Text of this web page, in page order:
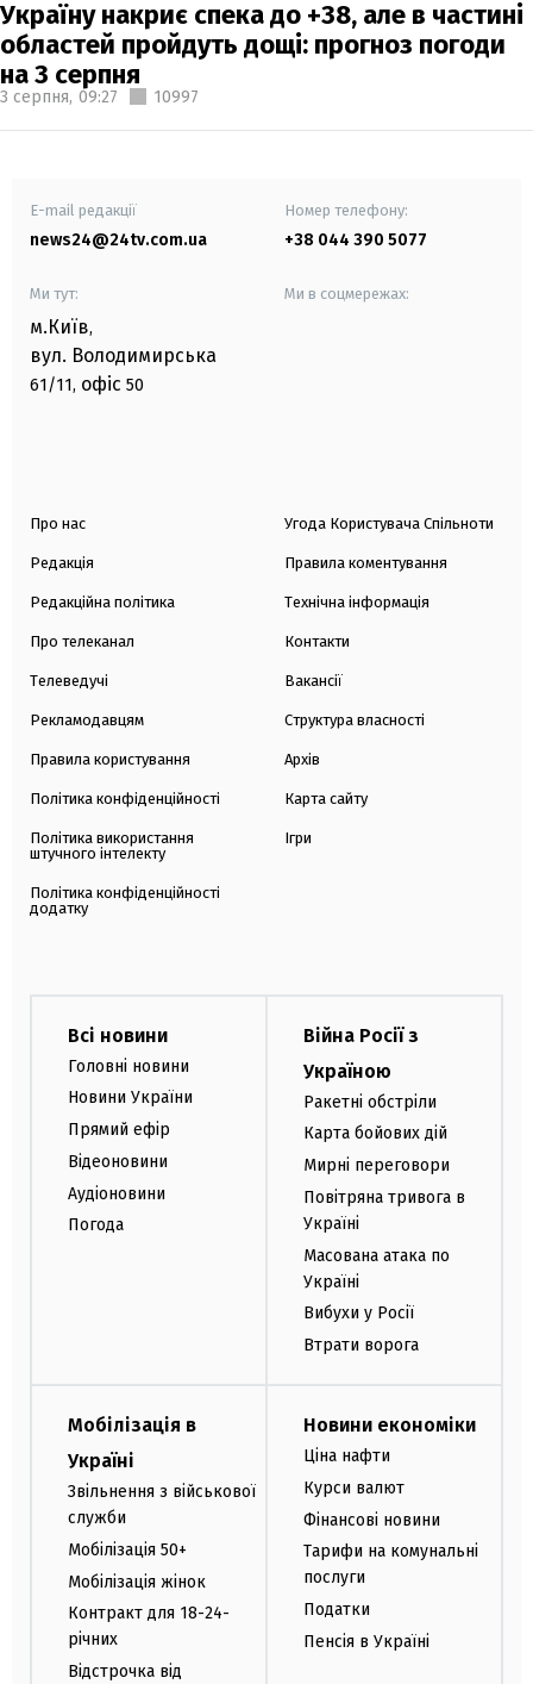
Україну накриє спека до +38, але в частині
областей пройдуть дощі: прогноз погоди
на 3 серпня
3 серпня, 09:27 10997
E-mail редакції
news24@24tv.com.ua
Номер телефону:
+38 044 390 5077
Ми тут:
м.Київ,
вул. Володимирська
61/11, офіс 50
Ми в соцмережах:
Про нас
Редакція
Редакційна політика
Про телеканал
Телеведучі
Рекламодавцям
Правила користування
Політика конфіденційності
Політика використання
штучного інтелекту
Політика конфіденційності
додатку
Угода Користувача Спільноти
Правила коментування
Технічна інформація
Контакти
Вакансії
Структура власності
Архів
Карта сайту
Ігри
Всі новини
Головні новини
Новини України
Прямий ефір
Відеоновини
Аудіоновини
Погода
Війна Росії з
Україною
Ракетні обстріли
Карта бойових дій
Мирні переговори
Повітряна тривога в
Україні
Масована атака по
Україні
Вибухи у Росії
Втрати ворога
Мобілізація в
Україні
Звільнення з військової
служби
Мобілізація 50+
Мобілізація жінок
Контракт для 18-24-
річних
Відстрочка від
Новини економіки
Ціна нафти
Курси валют
Фінансові новини
Тарифи на комунальні
послуги
Податки
Пенсія в Україні